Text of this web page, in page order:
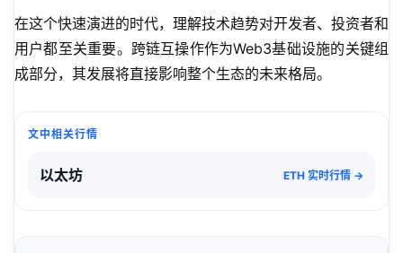
在这个快速演进的时代，理解技术趋势对开发者、投资者和
用户都至关重要。跨链互操作作为Web3基础设施的关键组
成部分，其发展将直接影响整个生态的未来格局。
文中相关行情
以太坊 ETH 实时行情 →